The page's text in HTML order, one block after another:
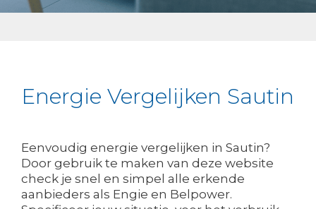
Energie Vergelijken Sautin
Eenvoudig energie vergelijken in Sautin?
Door gebruik te maken van deze website
check je snel en simpel alle erkende
aanbieders als Engie en Belpower.